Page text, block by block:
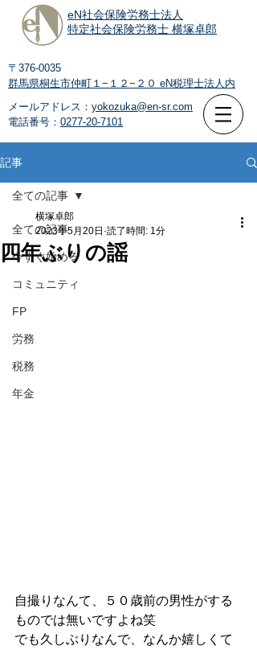
eN社会保険労務士法人
特定社会保険労務士 横塚卓郎
〒376-0035
群馬県桐生市仲町１−１２−２０ eN税理士法人内
メールアドレス： yokozuka@en-sr.com
電話番号： 0277-20-7101
記事
全ての記事
今すぐ始める
コミュニティ
FP
労務
税務
年金
全ての記事
四年ぶりの謡
横塚卓郎
2023年5月20日 読了時間: 1分
自撮りなんて、５０歳前の男性がする
ものでは無いですよね笑
でも久しぶりなんで、なんか嬉しくて